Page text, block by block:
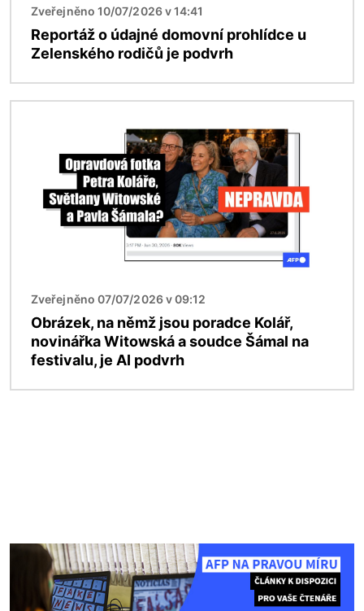
Zveřejněno 10/07/2026 v 14:41
Reportáž o údajné domovní prohlídce u
Zelenského rodičů je podvrh
Zveřejněno 07/07/2026 v 09:12
Obrázek, na němž jsou poradce Kolář,
novinářka Witowská a soudce Šámal na
festivalu, je AI podvrh